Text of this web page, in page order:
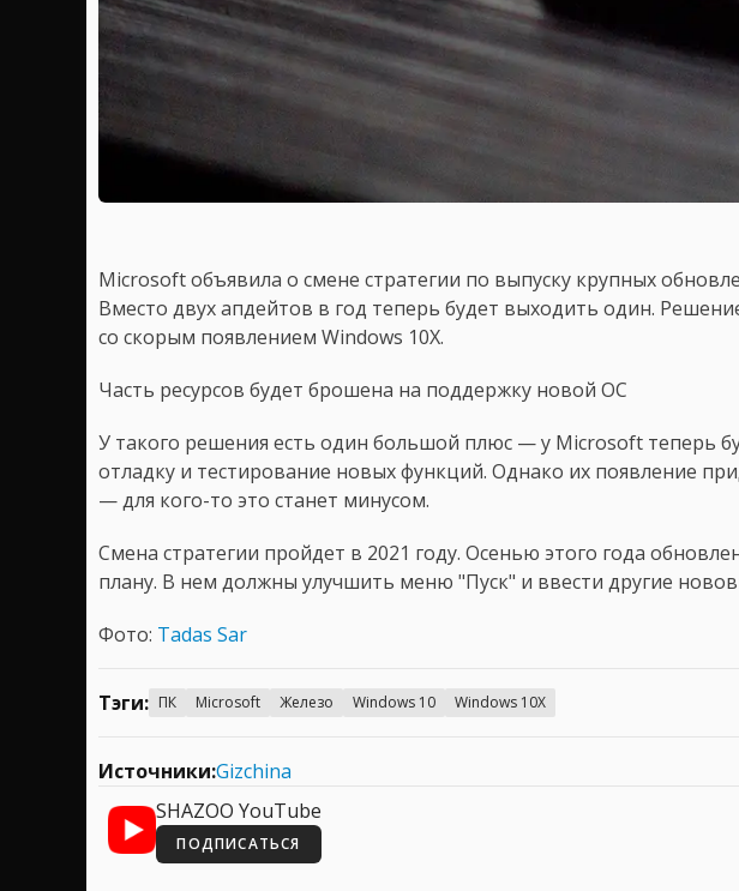
Microsoft объявила о смене стратегии по выпуску крупных
Вместо двух апдейтов в год теперь будет выходить один.
со скорым появлением Windows 10X.
Часть ресурсов будет брошена на поддержку новой ОС
У такого решения есть один большой плюс — у Microsoft теперь
отладку и тестирование новых функций. Однако их появление
— для кого-то это станет минусом.
Смена стратегии пройдет в 2021 году. Осенью этого года
плану. В нем должны улучшить меню "Пуск" и ввести другие
Фото: Tadas Sar
Тэги: ПК Microsoft Железо Windows 10 Windows 10X
Источники:Gizchina
SHAZOO YouTube
ПОДПИСАТЬСЯ